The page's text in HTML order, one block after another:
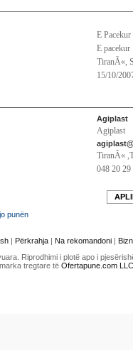
E Pacekur
E pacekur
TiranÃ«,
15/10/
Agiplast
Agiplast
TiranÃ«
048 20 29
punën
| Përkrahja | Na rekomandoni |
Riprodhimi i plotë apo i
tregtare të Ofertapune.com LLC